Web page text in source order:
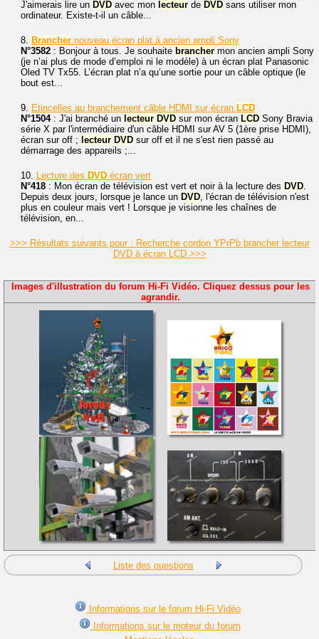
J'aimerais lire un DVD avec mon lecteur de DVD sans utiliser mon
ordinateur. Existe-t-il un câble...
8. Brancher nouveau écran plat à ancien ampli Sony
N°3582 : Bonjour à tous. Je souhaite brancher mon ancien ampli Sony
(je n’ai plus de mode d’emploi ni le modèle) à un écran plat Panasonic
Oled TV Tx55. L’écran plat n’a qu’une sortie pour un câble optique (le
bout est...
9. Etincelles au branchement câble HDMI sur écran LCD
N°1504: J'ai branché un lecteur DVD sur mon écran LCD Sony Bravia
série X par l'intermédiaire d'un câble HDMI sur AV 5 (1ère prise HDMI),
écran sur off ; lecteur DVD sur off et il ne s'est rien passé au
démarrage des appareils ;...
10. Lecture des DVD écran vert
N°418 : Mon écran de télévision est vert et noir à la lecture des DVD.
Depuis deux jours, lorsque je lance un DVD, l'écran de télévision n'est
plus en couleur mais vert ! Lorsque je visionne les chaînes de
télévision, en...
>>> Résultats suivants pour : Recherche cordon YPrPb brancher lecteur
DVD à écran LCD >>>
Images d'illustration du forum Hi-Fi Vidéo. Cliquez dessus pour les
agrandir.
Liste des questions
Informations sur le forum Hi-Fi Vidéo
Informations sur le moteur du forum